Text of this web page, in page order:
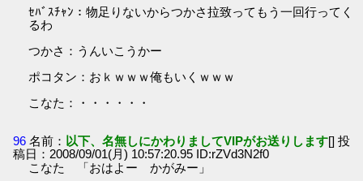
ｾﾊﾞｽﾁｬﾝ：物足りないからつかさ拉致ってもう一回行ってく
るわ
つかさ：うんいこうかー
ポコタン：おｋｗｗｗ俺もいくｗｗｗ
こなた：・・・・・・
96 名前： 以下、名無しにかわりましてVIPがお送りします[] 投
稿日：2008/09/01(月) 10:57:20.95 ID:rZVd3N2f0
こなた 「おはよー かがみー」